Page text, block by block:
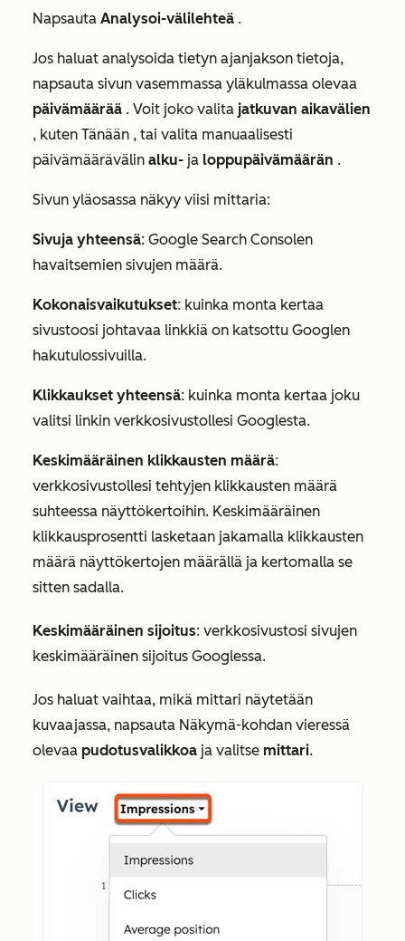
Napsauta Analysoi-välilehteä .
Jos haluat analysoida tietyn ajanjakson tietoja,
napsauta sivun vasemmassa yläkulmassa olevaa
päivämäärää . Voit joko valita jatkuvan aikavälien
, kuten Tänään , tai valita manuaalisesti
päivämäärävälin alku- ja loppupäivämäärän .
Sivun yläosassa näkyy viisi mittaria:
Sivuja yhteensä: Google Search Consolen
havaitsemien sivujen määrä.
Kokonaisvaikutukset: kuinka monta kertaa
sivustoosi johtavaa linkkiä on katsottu Googlen
hakutulossivuilla.
Klikkaukset yhteensä: kuinka monta kertaa joku
valitsi linkin verkkosivustollesi Googlesta.
Keskimääräinen klikkausten määrä:
verkkosivustollesi tehtyjen klikkausten määrä
suhteessa näyttökertoihin. Keskimääräinen
klikkausprosentti lasketaan jakamalla klikkausten
määrä näyttökertojen määrällä ja kertomalla se
sitten sadalla.
Keskimääräinen sijoitus: verkkosivustosi sivujen
keskimääräinen sijoitus Googlessa.
Jos haluat vaihtaa, mikä mittari näytetään
kuvaajassa, napsauta Näkymä-kohdan vieressä
olevaa pudotusvalikkoa ja valitse mittari.